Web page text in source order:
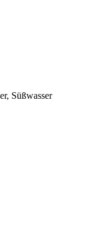
Süßwasser